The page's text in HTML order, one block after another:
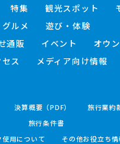
特集 観光スポット
グルメ
遊び・体験
通販 イベント
オウ
ス
メディア向け情報
決算概要（PDF）
旅行業約
旅行条件書
使用について
その他お役立ち情